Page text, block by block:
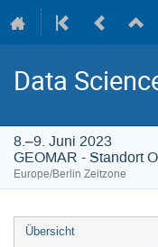
Data
8.–9. Juni 2023
GEOMAR - Standort
Europe/Berlin Zeitzone
Übersicht